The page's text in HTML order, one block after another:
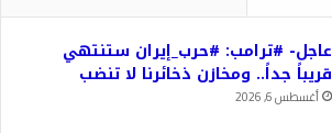
عاجل- #ترامب: #حرب_إيران ستنتهي
قريباً جداً.. ومخازن ذخائرنا لا تنضب
أغسطس 6, 2026